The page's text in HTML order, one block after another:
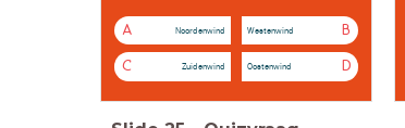
A Noordenwind B
Westenwind
C Zuidenwind D
Oostenwind